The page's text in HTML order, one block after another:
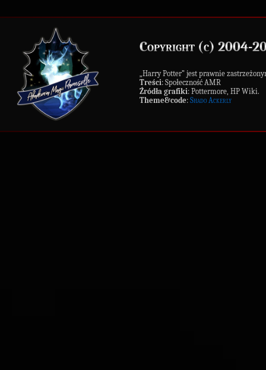
Copyright (c) 2004-
„Harry Potter” jest prawnie
Treści: Społeczność AMR
Źródła grafiki: Pottermore, HP Wiki.
Theme&code: Shado Ackerly